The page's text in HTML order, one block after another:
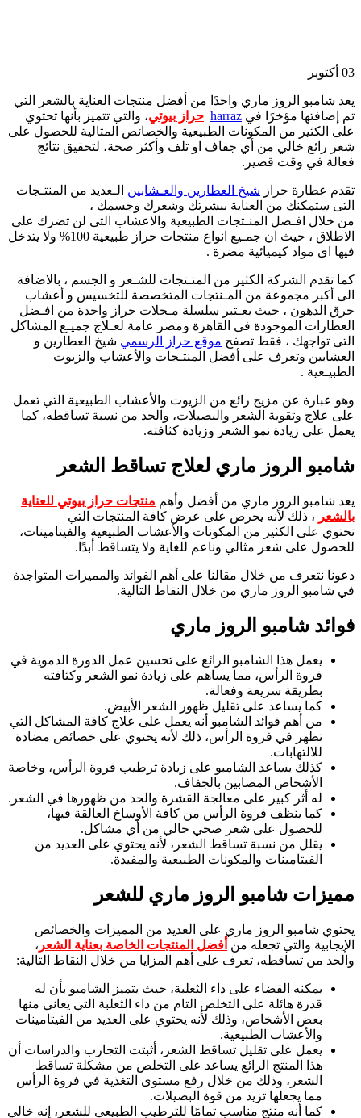
03 أكتوبر
يعد شامبو الروز ماري واحدًا من أفضل منتجات العناية بالشعر التي
تم إضافتها مؤخرًا في harraz حراز بيوتي، والتي تتميز بأنها تحتوي
على الكثير من المكونات الطبيعية والخصائص المثالية للحصول على
شعر رائع خالي من أي جفاف او تلف وأكثر صحة، لتحقيق نتائج
فعالة في وقت قصير.
تقدم عطارة حراز شيخ العطارين والعـشابين الـعديد من المنتـجات
التى ستمكنك من العناية ببشرتك وشعرك وجسمك ،
من خلال افـضل المنـتجات الطبيعية والاعشاب التى لن تضرك على
الاطلاق ، حيث ان جمـيع انواع منتجات حراز طبيعية 100% ولا يتدخل
فيها اى مواد كيميائية مضرة .
كما تقدم الشركة الكثير من المنـتجات للشـعر و الجسم ، بالاضافة
الى أكبر مجموعة من المـنتجات المتخصصة للتخسيس و أعشاب
حرق الدهون ، حيث يعـتبر سلسلة مـحلات حراز واحدة من افـضل
العطارات الموجودة فى القاهرة ومصر عامة لعـلاج جميـع المشاكل
التى تواجهك ، فقط تصفح موقع حراز الرسمي شيخ العطارين و
العشابين وتعرف على أفضل المنتـجات والأعشاب والزيوت
الطبيـعية .
وهو عبارة عن مزيج رائع من الزيوت والأعشاب الطبيعية التي تعمل
على علاج وتقوية الشعر والبصيلات، والحد من نسبة تساقطه، كما
يعمل على زيادة نمو الشعر وزيادة كثافته.
شامبو الروز ماري لعلاج تساقط الشعر
يعد شامبو الروز ماري من أفضل وأهم منتجات حراز بيوتي للعناية
بالشعر ، ذلك لأنه يحرص على عرض كافة المنتجات التي
تحتوي على الكثير من المكونات والأعشاب الطبيعية والفيتامينات،
للحصول على شعر مثالي وناعم للغاية ولا يتساقط أبدًا.
دعونا نتعرف من خلال مقالنا على أهم الفوائد والمميزات المتواجدة
في شامبو الروز ماري من خلال النقاط التالية.
فوائد شامبو الروز ماري
يعمل هذا الشامبو الرائع على تحسين عمل الدورة الدموية في
فروة الرأس، مما يساهم على زيادة نمو الشعر وكثافته
بطريقة سريعة وفعالة.
كما يساعد على تقليل ظهور الشعر الأبيض.
من أهم فوائد الشامبو أنه يعمل على علاج كافة المشاكل التي
تظهر في فروة الرأس، ذلك لأنه يحتوي على خصائص مضادة
للالتهابات.
كذلك يساعد الشامبو على زيادة ترطيب فروة الرأس، وخاصة
الأشخاص المصابين بالجفاف.
له أثر كبير على معالجة القشرة والحد من ظهورها في الشعر.
كما ينظف فروة الرأس من كافة الأوساخ العالقة فيها،
للحصول على شعر صحي خالي من أي مشاكل.
يقلل من نسبة تساقط الشعر، لأنه يحتوي على العديد من
الفيتامينات والمكونات الطبيعية والمفيدة.
مميزات شامبو الروز ماري للشعر
يحتوي شامبو الروز ماري على العديد من المميزات والخصائص
الإيجابية والتي تجعله من أفضل المنتجات الخاصة بعناية الشعر ،
والحد من تساقطه، تعرف على أهم المزايا من خلال النقاط التالية:
يمكنه القضاء على داء الثعلبة، حيث يتميز الشامبو بأن له
قدرة هائلة على التخلص التام من داء الثعلبة التي يعاني منها
بعض الأشخاص، وذلك لأنه يحتوي على العديد من الفيتامينات
والأعشاب الطبيعية.
يعمل على تقليل تساقط الشعر، أثبتت التجارب والدراسات أن
هذا المنتج الرائع يساعد على التخلص من مشكلة تساقط
الشعر، وذلك من خلال رفع مستوى التغذية في فروة الرأس
مما يجعلها تزيد من قوة البصيلات.
كما أنه منتج مناسب تمامًا للترطيب الطبيعي للشعر، إنه خالي